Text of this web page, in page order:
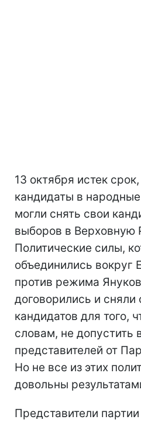
13 октября истек
кандидаты в
могли снять свои
выборов в Верховную
Политические силы,
объединились вокруг
против режима
договорились и сняли
кандидатов для того,
словам, не допустить
представителей от
Но не все из этих
довольны
Представители